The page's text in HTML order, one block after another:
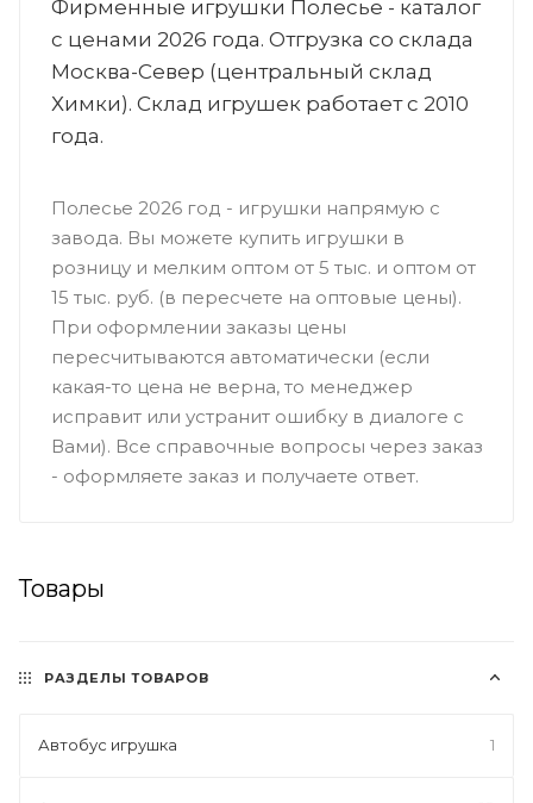
Фирменные игрушки Полесье - каталог
с ценами 2026 года. Отгрузка со склада
Москва-Север (центральный склад
Химки). Склад игрушек работает с 2010
года.
Полесье 2026 год - игрушки напрямую с
завода. Вы можете купить игрушки в
розницу и мелким оптом от 5 тыс. и оптом от
15 тыс. руб. (в пересчете на оптовые цены).
При оформлении заказы цены
пересчитываются автоматически (если
какая-то цена не верна, то менеджер
исправит или устранит ошибку в диалоге с
Вами). Все справочные вопросы через заказ
- оформляете заказ и получаете ответ.
Товары
РАЗДЕЛЫ ТОВАРОВ
Автобус игрушка 1